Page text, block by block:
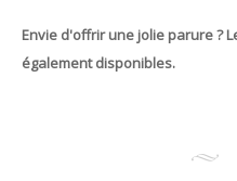
Envie d'offrir une jolie parure ?
également disponibles.